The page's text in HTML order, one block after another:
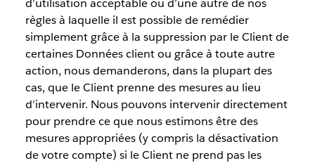
règles à laquelle il est possible de remédier
simplement grâce à la suppression par le Client de
certaines Données client ou grâce à toute autre
action, nous demanderons, dans la plupart des
cas, que le Client prenne des mesures au lieu
d’intervenir. Nous pouvons intervenir directement
pour prendre ce que nous estimons être des
mesures appropriées (y compris la désactivation
de votre compte) si le Client ne prend pas les